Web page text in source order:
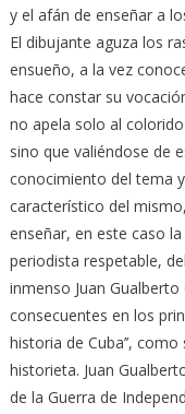
y el afán de enseñar a
El dibujante aguza los
ensueño, a la vez
hace constar su
no apela solo al
sino que valiéndose de
conocimiento del tema
característico del
enseñar, en este caso
periodista respetable,
inmenso Juan Gualberto
consecuentes en los
historia de Cuba’’,
historieta. Juan
de la Guerra de